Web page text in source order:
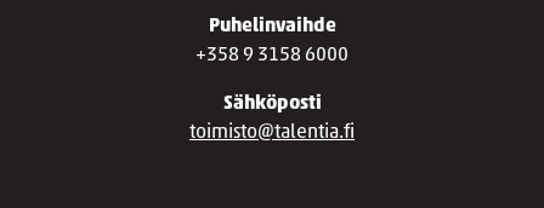
Puhelinvaihde
+358 9 3158 6000
Sähköposti
toimisto@talentia.fi